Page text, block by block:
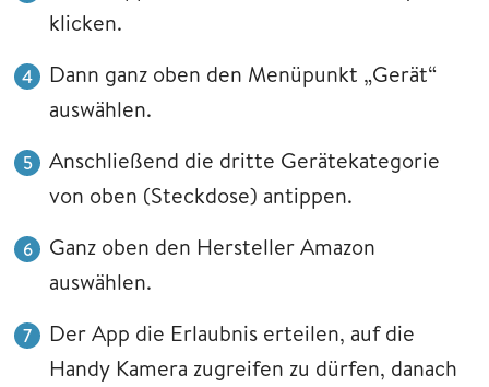
klicken.
Dann ganz oben den Menüpunkt „Gerät“
auswählen.
Anschließend die dritte Gerätekategorie
von oben (Steckdose) antippen.
Ganz oben den Hersteller Amazon
auswählen.
Der App die Erlaubnis erteilen, auf die
Handy Kamera zugreifen zu dürfen, danach